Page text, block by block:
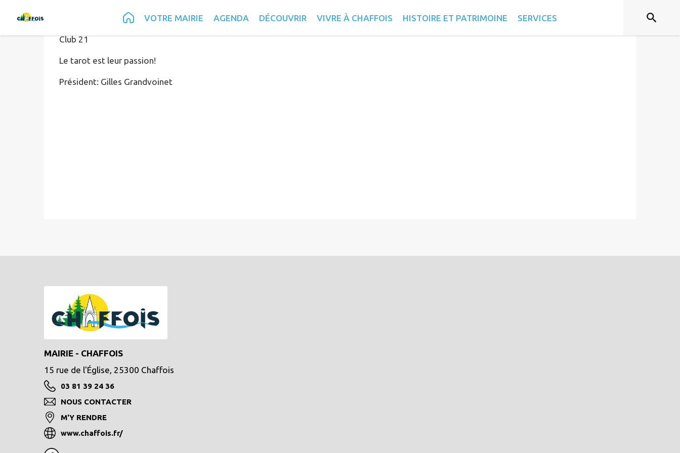
Contenu Recherche Pied de page
VOTRE MAIRIE AGENDA DÉCOUVRIR VIVRE À CHAFFOIS HISTOIRE ET PATRIMOINE SERVICES
CLUB 21
Club 21
Le tarot est leur passion!
Président: Gilles Grandvoinet
MAIRIE - CHAFFOIS
15 rue de l'Église, 25300 Chaffois
03 81 39 24 36
NOUS CONTACTER
M'Y RENDRE
www.chaffois.fr/